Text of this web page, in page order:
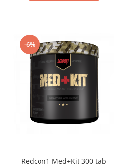
-6%
Redcon1 Med+Kit 300 tab